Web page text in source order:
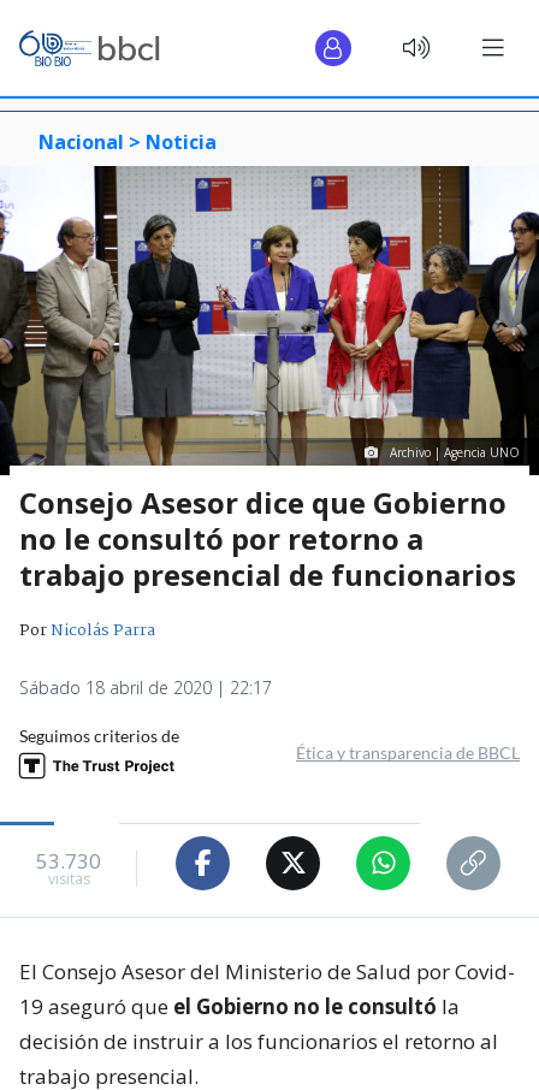
Nacional > Noticia
Archivo | Agencia UNO
Consejo Asesor dice que Gobierno
no le consultó por retorno a
trabajo presencial de funcionarios
PorNicolás Parra
Sábado 18 abril de 2020 | 22:17
Seguimos criterios de
Ética y transparencia de BBCL
53.730
visitas
El Consejo Asesor del Ministerio de Salud por Covid-
19 aseguró que el Gobierno no le consultó la
decisión de instruir a los funcionarios el retorno al
trabajo presencial.